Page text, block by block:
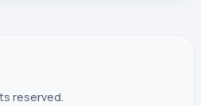
reserved.